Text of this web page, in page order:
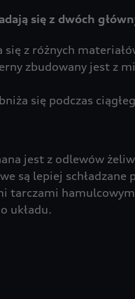
się z dwóch
się z różnych
zbudowany jest z
się podczas
jest z odlewów
są lepiej
tarczami
układu.